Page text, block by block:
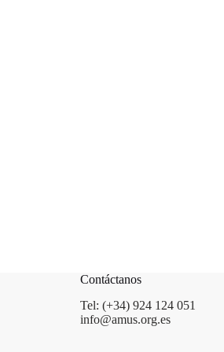
Contáctanos
Tel: (+34) 924 124 051
info@amus.org.es